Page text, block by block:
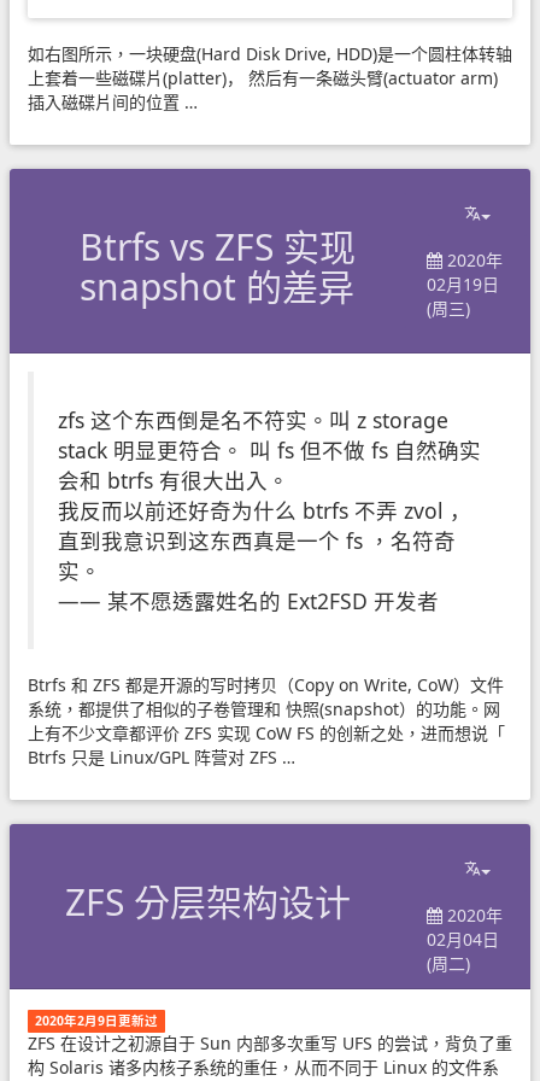
如右图所示，一块硬盘(Hard Disk Drive, HDD)是一个圆柱体转轴
上套着一些磁碟片(platter)， 然后有一条磁头臂(actuator arm)
插入磁碟片间的位置 …
Btrfs vs ZFS 实现
snapshot 的差异
2020年
02月19日
(周三)
zfs 这个东西倒是名不符实。叫 z storage
stack 明显更符合。 叫 fs 但不做 fs 自然确实
会和 btrfs 有很大出入。
我反而以前还好奇为什么 btrfs 不弄 zvol ，
直到我意识到这东西真是一个 fs ，名符奇
实。
—— 某不愿透露姓名的 Ext2FSD 开发者
Btrfs 和 ZFS 都是开源的写时拷贝（Copy on Write, CoW）文件
系统，都提供了相似的子卷管理和 快照(snapshot）的功能。网
上有不少文章都评价 ZFS 实现 CoW FS 的创新之处，进而想说「
Btrfs 只是 Linux/GPL 阵营对 ZFS …
ZFS 分层架构设计
2020年
02月04日
(周二)
2020年2月9日更新过
ZFS 在设计之初源自于 Sun 内部多次重写 UFS 的尝试，背负了重
构 Solaris 诸多内核子系统的重任，从而不同于 Linux 的文件系